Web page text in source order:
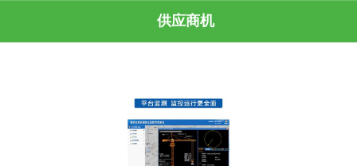
供应商机